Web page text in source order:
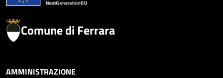
Comune di Ferrara
AMMINISTRAZIONE